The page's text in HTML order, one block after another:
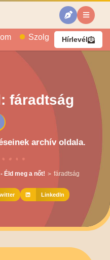
Szolgáltatásaim
Hírlevél
fáradtság
archív oldala.
Éld meg a nőt! > fáradtság
LinkedIn